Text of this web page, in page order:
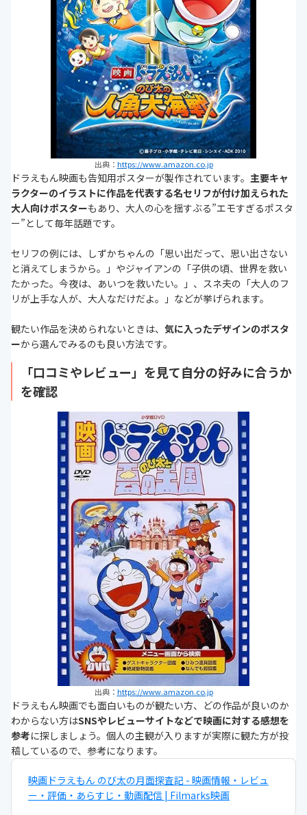
出典： https://www.amazon.co.jp
ドラえもん映画も告知用ポスターが製作されています。 主要キャ
ラクターのイラストに作品を代表する名セリフが付け加えられた
大人向けポスターもあり、大人の心を揺すぶる”エモすぎるポスタ
ー”として毎年話題です。
セリフの例には、しずかちゃんの「思い出だって、思い出さない
と消えてしまうから。」やジャイアンの「子供の頃、世界を救い
たかった。今夜は、あいつを救いたい。」、スネ夫の「大人のフ
リが上手な人が、大人なだけだよ。」などが挙げられます。
観たい作品を決められないときは、 気に入ったデザインのポスタ
ーから選んでみるのも良い方法です。
「口コミやレビュー」を見て自分の好みに合うか
を確認
出典： https://www.amazon.co.jp
ドラえもん映画でも面白いものが観たい方、どの作品が良いのか
わからない方はSNSやレビューサイトなどで映画に対する感想を
参考に探しましょう。個人の主観が入りますが実際に観た方が投
稿しているので、参考になります。
映画ドラえもん のび太の月面探査記 - 映画情報・レビュ
ー・評価・あらすじ・動画配信 | Filmarks映画